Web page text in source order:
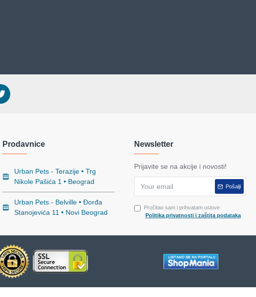
Prodavnice
Urban Pets - Terazije • Trg
Nikole Pašića 1 • Beograd
Urban Pets - Belville • Đorđa
Stanojevića 11 • Novi Beograd
Newsletter
Prijavite se na akcije i novosti!
Pošalji
Pročitao sam i prihvatam uslove
Politika privatnosti i zaštita podataka